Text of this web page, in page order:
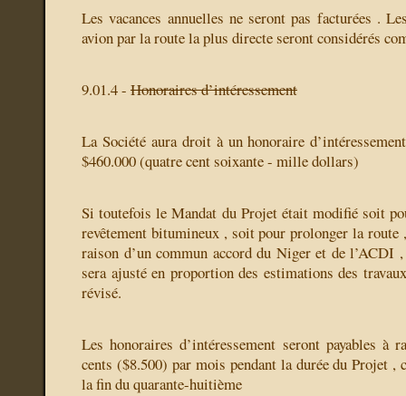
Les vacances annuelles ne seront pas facturées .
avion par la route la plus directe seront considérés
9.01.4 - Honoraires d’intéressement
La Société aura droit à un honoraire
$460.000 (quatre cent soixante - mille dollars)
Si toutefois le Mandat du Projet était modifié soit
revêtement bitumineux , soit pour prolonger la route
raison d’un commun accord du Niger et de l’ACDI
sera ajusté en proportion des estimations des
révisé.
Les honoraires d’intéressement seront payables
cents ($8.500) par mois pendant la durée du Projet ,
la fin du quarante-huitième